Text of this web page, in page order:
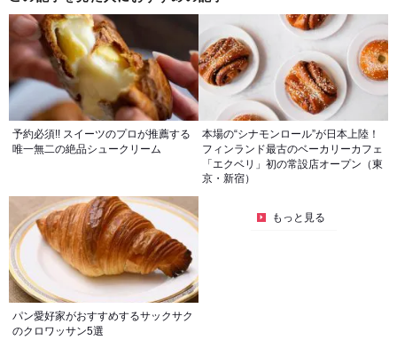
予約必須!! スイーツのプロが推薦する
唯一無二の絶品シュークリーム
本場の“シナモンロール”が日本上陸！
フィンランド最古のベーカリーカフェ
「エクベリ」初の常設店オープン（東
京・新宿）
パン愛好家がおすすめするサックサク
のクロワッサン5選
もっと見る